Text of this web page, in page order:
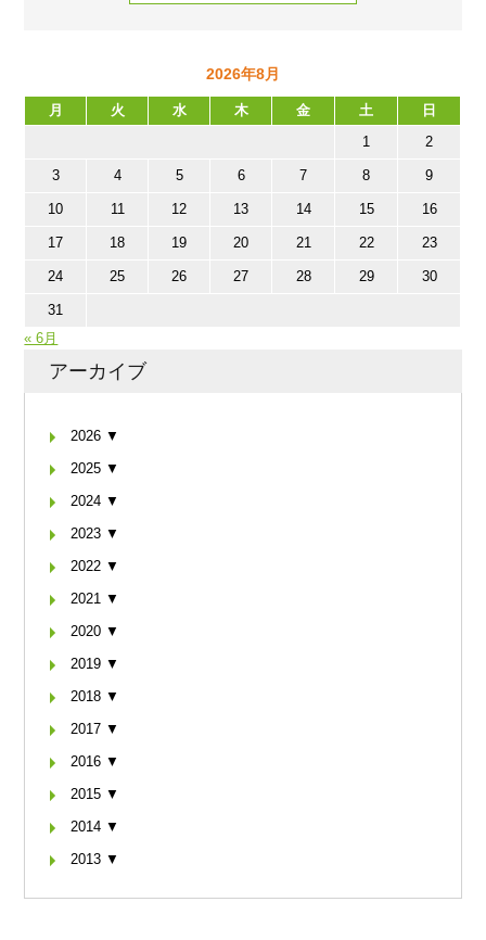
2026年8月
月 火 水 木 金 土
日
1
2
3 4 5 6 7 8 9
10 11 12 13 14 15 16
17 18 19 20 21 22 23
24 25 26 27 28 29 30
31
« 6月
アーカイブ
2026 ▼
2025 ▼
2024 ▼
2023 ▼
2022 ▼
2021 ▼
2020 ▼
2019 ▼
2018 ▼
2017 ▼
2016 ▼
2015 ▼
2014 ▼
2013 ▼